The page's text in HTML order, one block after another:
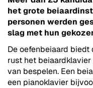
het grote
personen werden
slag met hun
De oefenbeiaard
rust het
van bespelen. Een
een pianoklavier